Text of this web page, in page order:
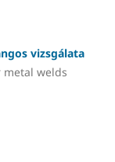
vizsgálata
welds